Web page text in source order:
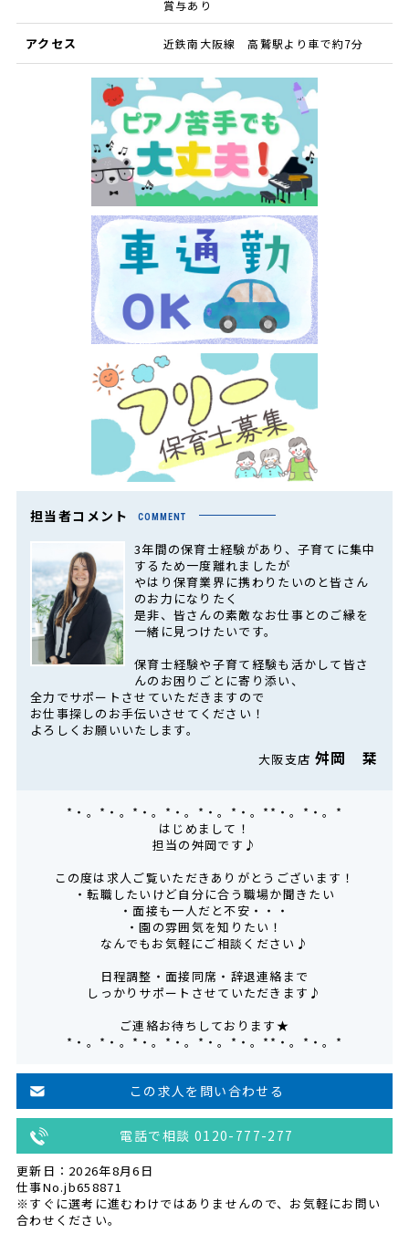
賞与あり
アクセス 近鉄南大阪線 高鷲駅より車で約7分
担当者コメント COMMENT
3年間の保育士経験があり、子育てに集中
するため一度離れましたが
やはり保育業界に携わりたいのと皆さん
のお力になりたく
是非、皆さんの素敵なお仕事とのご縁を
一緒に見つけたいです。
保育士経験や子育て経験も活かして皆さ
んのお困りごとに寄り添い、
全力でサポートさせていただきますので
お仕事探しのお手伝いさせてください！
よろしくお願いいたします。
大阪支店 舛岡 栞
*・。*・。*・。*・。*・。*・。**・。*・。*
はじめまして！
担当の舛岡です♪
この度は求人ご覧いただきありがとうございます！
・転職したいけど自分に合う職場か聞きたい
・面接も一人だと不安・・・
・園の雰囲気を知りたい！
なんでもお気軽にご相談ください♪
日程調整・面接同席・辞退連絡まで
しっかりサポートさせていただきます♪
ご連絡お待ちしております★
*・。*・。*・。*・。*・。*・。**・。*・。*
この求人を問い合わせる
電話で相談 0120-777-277
更新日：2026年8月6日
仕事No.jb658871
※すぐに選考に進むわけではありませんので、お気軽にお問い
合わせください。